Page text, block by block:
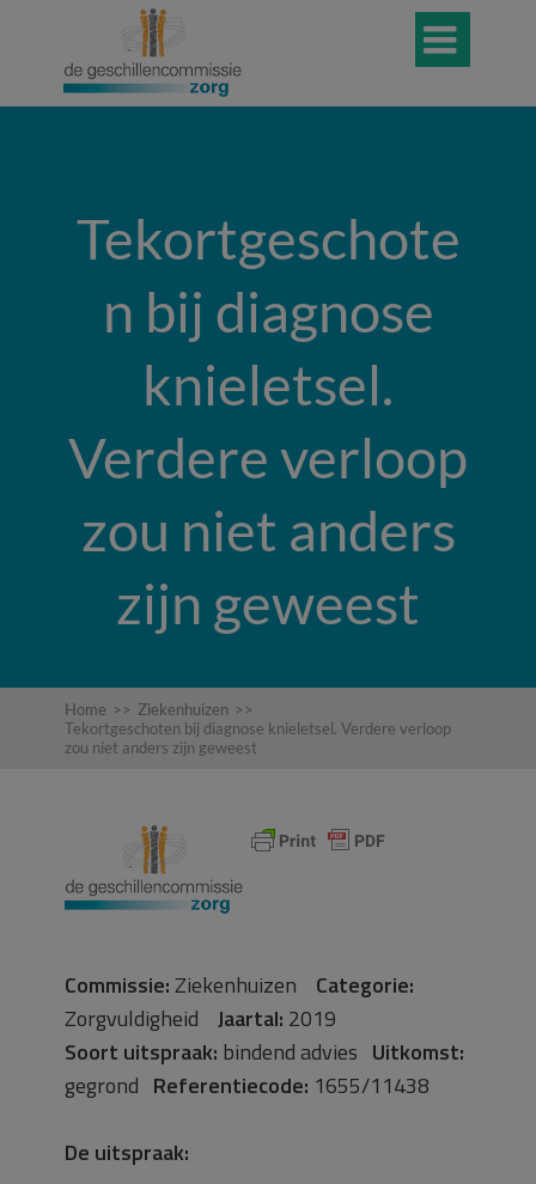

Tekortgeschote
n bij diagnose
knieletsel.
Verdere verloop
zou niet anders
zijn geweest
Home >> Ziekenhuizen >>
Tekortgeschoten bij diagnose knieletsel. Verdere verloop
zou niet anders zijn geweest
Commissie:Ziekenhuizen Categorie:
Zorgvuldigheid Jaartal: 2019
Soort uitspraak: bindend advies Uitkomst:
gegrond Referentiecode: 1655/11438
De uitspraak: